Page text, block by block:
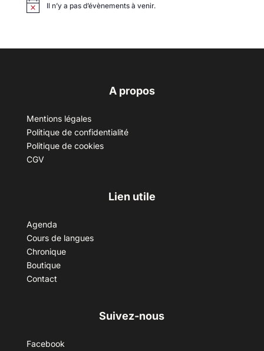
Il n’y a pas d’évènements à venir.
A propos
Mentions légales
Politique de confidentialité
Politique de cookies
CGV
Lien utile
Agenda
Cours de langues
Chronique
Boutique
Contact
Suivez-nous
Facebook